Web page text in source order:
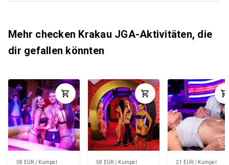
Mehr checken Krakau JGA-Aktivitäten, die
dir gefallen könnten
58 EUR / Kumpel 58 EUR / Kumpel 21 EUR / Kumpel